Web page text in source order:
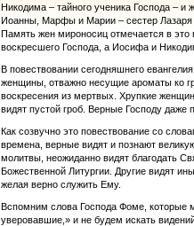
Никодима – тайного ученика Господа –
Иоанны, Марфы и Марии – сестер Лазаря
Память жен мироносиц отмечается в это
воскресшего Господа, а Иосифа и
В повествовании сегодняшнего
женщины, отважно несущие ароматы ко
воскресения из мертвых. Хрупкие
видят пустой гроб. Верные Господу
Как созвучно это повествование со
времена, верные видят и познают
молитвы, неожиданно видят благодать
Божественной Литургии. Другие видят
желая верно служить Ему.
Вспомним слова Господа Фоме,
уверовавшие,» и не будем искать